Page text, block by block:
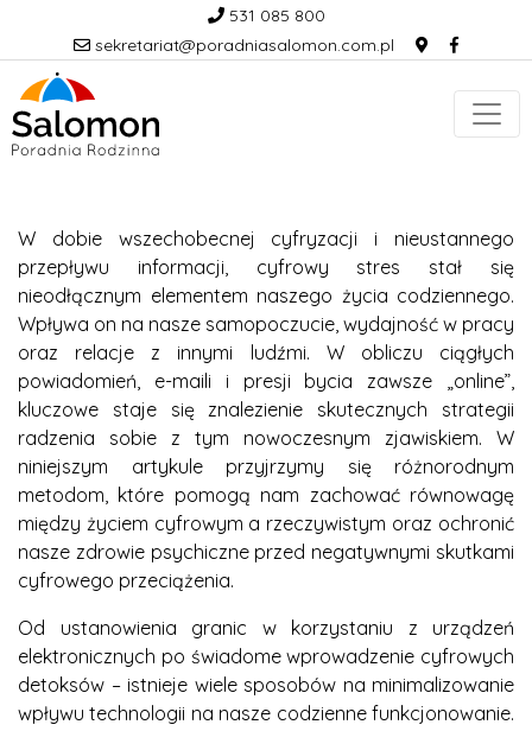
531 085 800
sekretariat@poradniasalomon.com.pl
W dobie wszechobecnej cyfryzacji i nieustannego
przepływu informacji, cyfrowy stres stał się
nieodłącznym elementem naszego życia codziennego.
Wpływa on na nasze samopoczucie, wydajność w pracy
oraz relacje z innymi ludźmi. W obliczu ciągłych
powiadomień, e-maili i presji bycia zawsze „online”,
kluczowe staje się znalezienie skutecznych strategii
radzenia sobie z tym nowoczesnym zjawiskiem. W
niniejszym artykule przyjrzymy się różnorodnym
metodom, które pomogą nam zachować równowagę
między życiem cyfrowym a rzeczywistym oraz ochronić
nasze zdrowie psychiczne przed negatywnymi skutkami
cyfrowego przeciążenia.
Od ustanowienia granic w korzystaniu z urządzeń
elektronicznych po świadome wprowadzenie cyfrowych
detoksów – istnieje wiele sposobów na minimalizowanie
wpływu technologii na nasze codzienne funkcjonowanie.